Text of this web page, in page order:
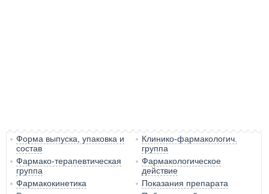
Форма выпуска, упаковка и
состав
Клинико-фармакологич.
группа
Фармако-терапевтическая
группа
Фармакологическое
действие
Фармакокинетика
Показания препарата